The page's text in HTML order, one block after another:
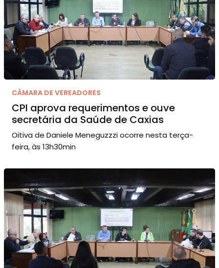
CÂMARA DE VEREADORES
CPI aprova requerimentos e ouve
secretária da Saúde de Caxias
Oitiva de Daniele Meneguzzzi ocorre nesta terça-
feira, às 13h30min